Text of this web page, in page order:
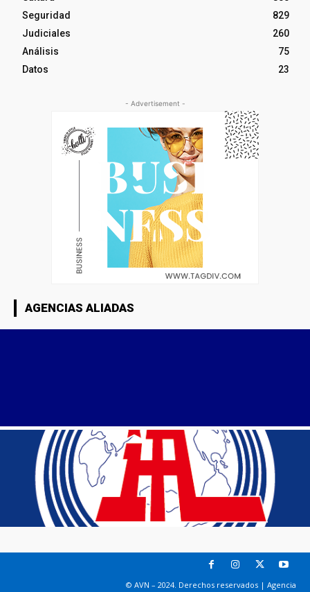
Seguridad
829
Judiciales
260
Análisis
75
Datos
23
- Advertisement -
AGENCIAS ALIADAS
© AVN – 2024. Derechos reservados | Agencia